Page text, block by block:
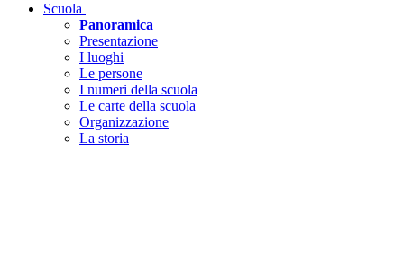
Scuola
Panoramica
Presentazione
I luoghi
Le persone
I numeri della scuola
Le carte della scuola
Organizzazione
La storia